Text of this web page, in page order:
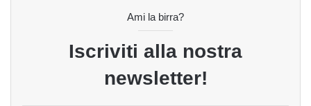
Ami la birra?
Iscriviti alla nostra
newsletter!